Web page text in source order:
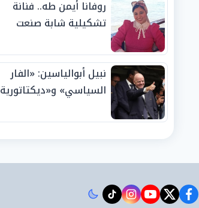
روفانا أيمن طه.. فنانة
تشكيلية شابة صنعت
الجوائز منذ الصغر
نبيل أبوالياسين: «الفار
السياسي» و«ديكتاتورية
الفيفا».. وإقالة
facebook
twitter
youtube
instagram
tiktok